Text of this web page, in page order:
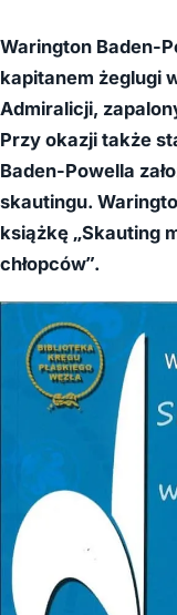
Warington Baden-
kapitanem żeglugi
Admiralicji,
Przy okazji także
Baden-Powella
skautingu.
książkę „Skauting
chłopców”.